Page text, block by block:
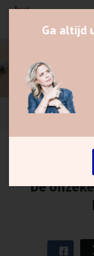
De
Ga altijd